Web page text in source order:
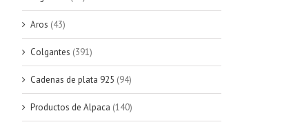
Aros (43)
Colgantes (391)
Cadenas de plata 925 (94)
Productos de Alpaca (140)